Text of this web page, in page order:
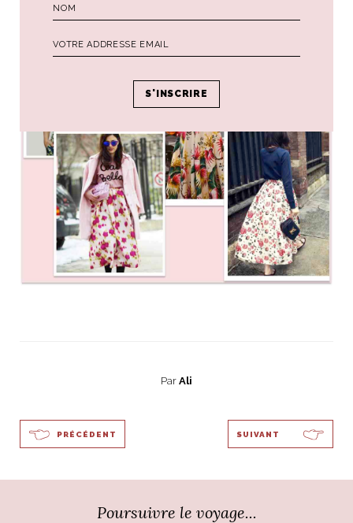
Par Ali
PRÉCÉDENT SUIVANT
Poursuivre le voyage...